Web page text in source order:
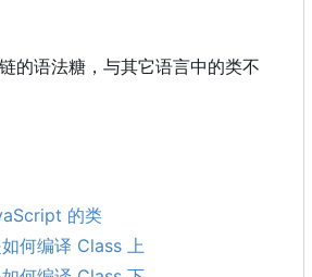
的语法糖，与其它语言中的类不
的类
何编译 Class 上